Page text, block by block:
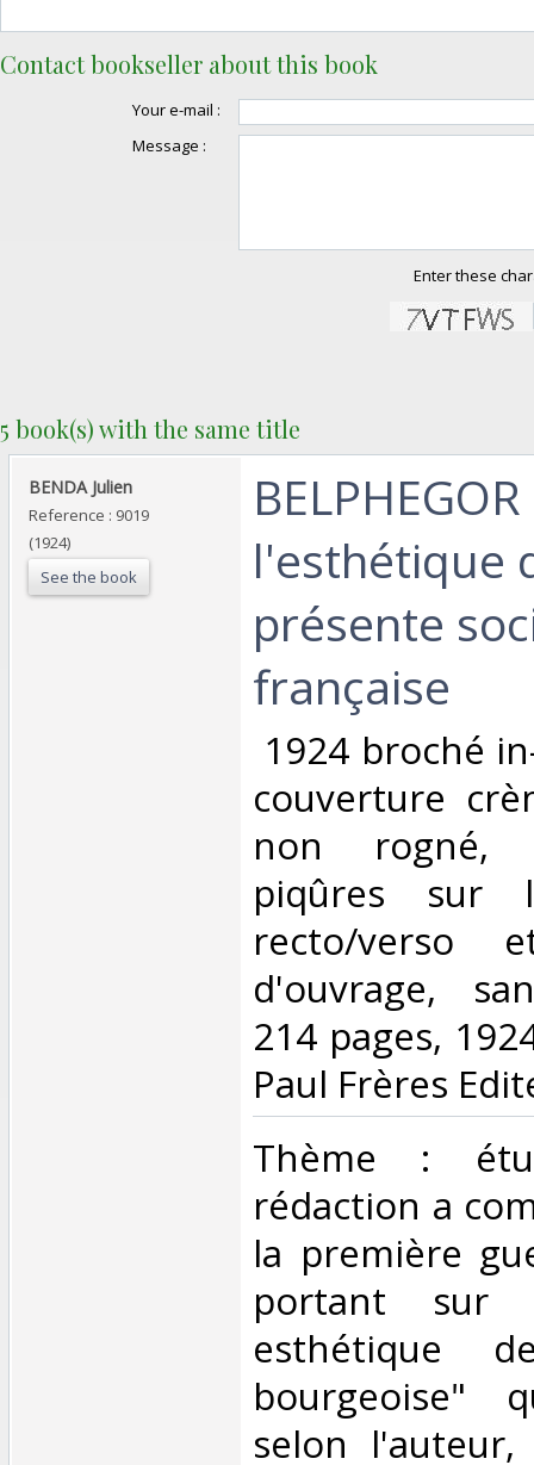
Contact bookseller about this book
Your e-mail :
Message :
Enter these
5 book(s) with the same title
‎BENDA Julien‎
Reference : 9019
(1924)
See the book
l'esthétique
présente
française‎
1924 broché
couverture
non rogné,
piqûres sur
recto/verso
d'ouvrage,
214 pages,
Paul Frères
‎Thème :
rédaction a
la première
portant sur
esthétique
bourgeoise"
selon